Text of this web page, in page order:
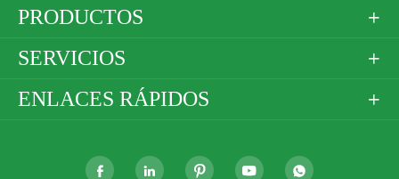
PRODUCTOS 
SERVICIOS 
ENLACES RÁPIDOS 
    